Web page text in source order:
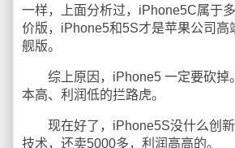
一样，上面分析过，iPhone5C属于
价版，iPhone5和5S才是苹果公司高
舰版。
综上原因，iPhone5 一定要砍掉
本高、利润低的拦路虎。
现在好了，iPhone5S没什么创新
技术，还卖5000多，利润高高的。